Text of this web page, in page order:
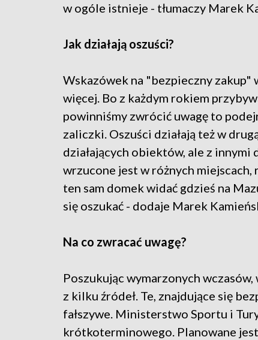
w ogóle istnieje - tłumaczy Marek
Jak działają oszuści?
Wskazówek na "bezpieczny
więcej. Bo z każdym rokiem
powinniśmy zwrócić uwagę to
zaliczki. Oszuści działają też w
działających obiektów, ale z innymi
wrzucone jest w różnych miejscach,
ten sam domek widać gdzieś na
się oszukać - dodaje Marek
Na co zwracać uwagę?
Poszukując wymarzonych
z kilku źródeł. Te, znajdujące się
fałszywe. Ministerstwo Sportu i
krótkoterminowego. Planowane